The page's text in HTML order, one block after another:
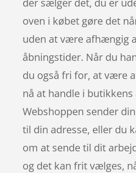
oven i købet gøre det
uden at være afhængig
åbningstider. Når du
du også fri for, at være
nå at handle i
Webshoppen sender
til din adresse, eller du
om at sende til dit
og det kan frit vælges,